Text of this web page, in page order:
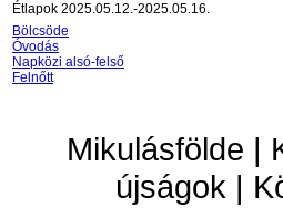
Étlapok 2025.05.12.-2025.05.16.
Bölcsöde
Óvodás
Napközi alsó-felső
Felnőtt
Mikulásfölde |
újságok |